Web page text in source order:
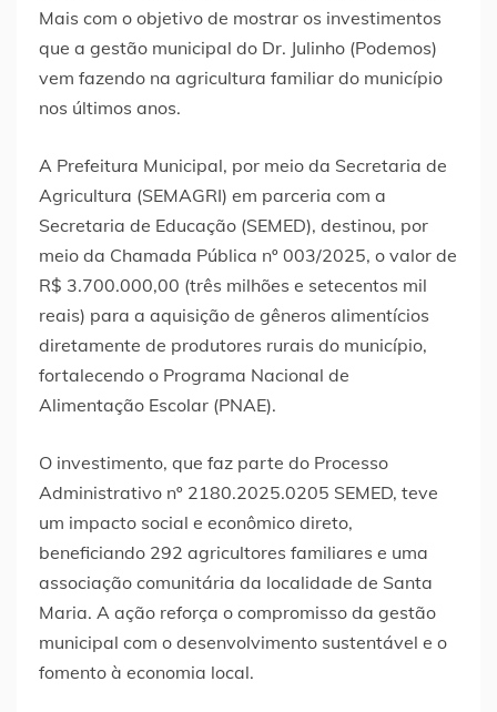
Mais com o objetivo de mostrar os investimentos
que a gestão municipal do Dr. Julinho (Podemos)
vem fazendo na agricultura familiar do município
nos últimos anos.
A Prefeitura Municipal, por meio da Secretaria de
Agricultura (SEMAGRI) em parceria com a
Secretaria de Educação (SEMED), destinou, por
meio da Chamada Pública nº 003/2025, o valor de
R$ 3.700.000,00 (três milhões e setecentos mil
reais) para a aquisição de gêneros alimentícios
diretamente de produtores rurais do município,
fortalecendo o Programa Nacional de
Alimentação Escolar (PNAE).
O investimento, que faz parte do Processo
Administrativo nº 2180.2025.0205 SEMED, teve
um impacto social e econômico direto,
beneficiando 292 agricultores familiares e uma
associação comunitária da localidade de Santa
Maria. A ação reforça o compromisso da gestão
municipal com o desenvolvimento sustentável e o
fomento à economia local.